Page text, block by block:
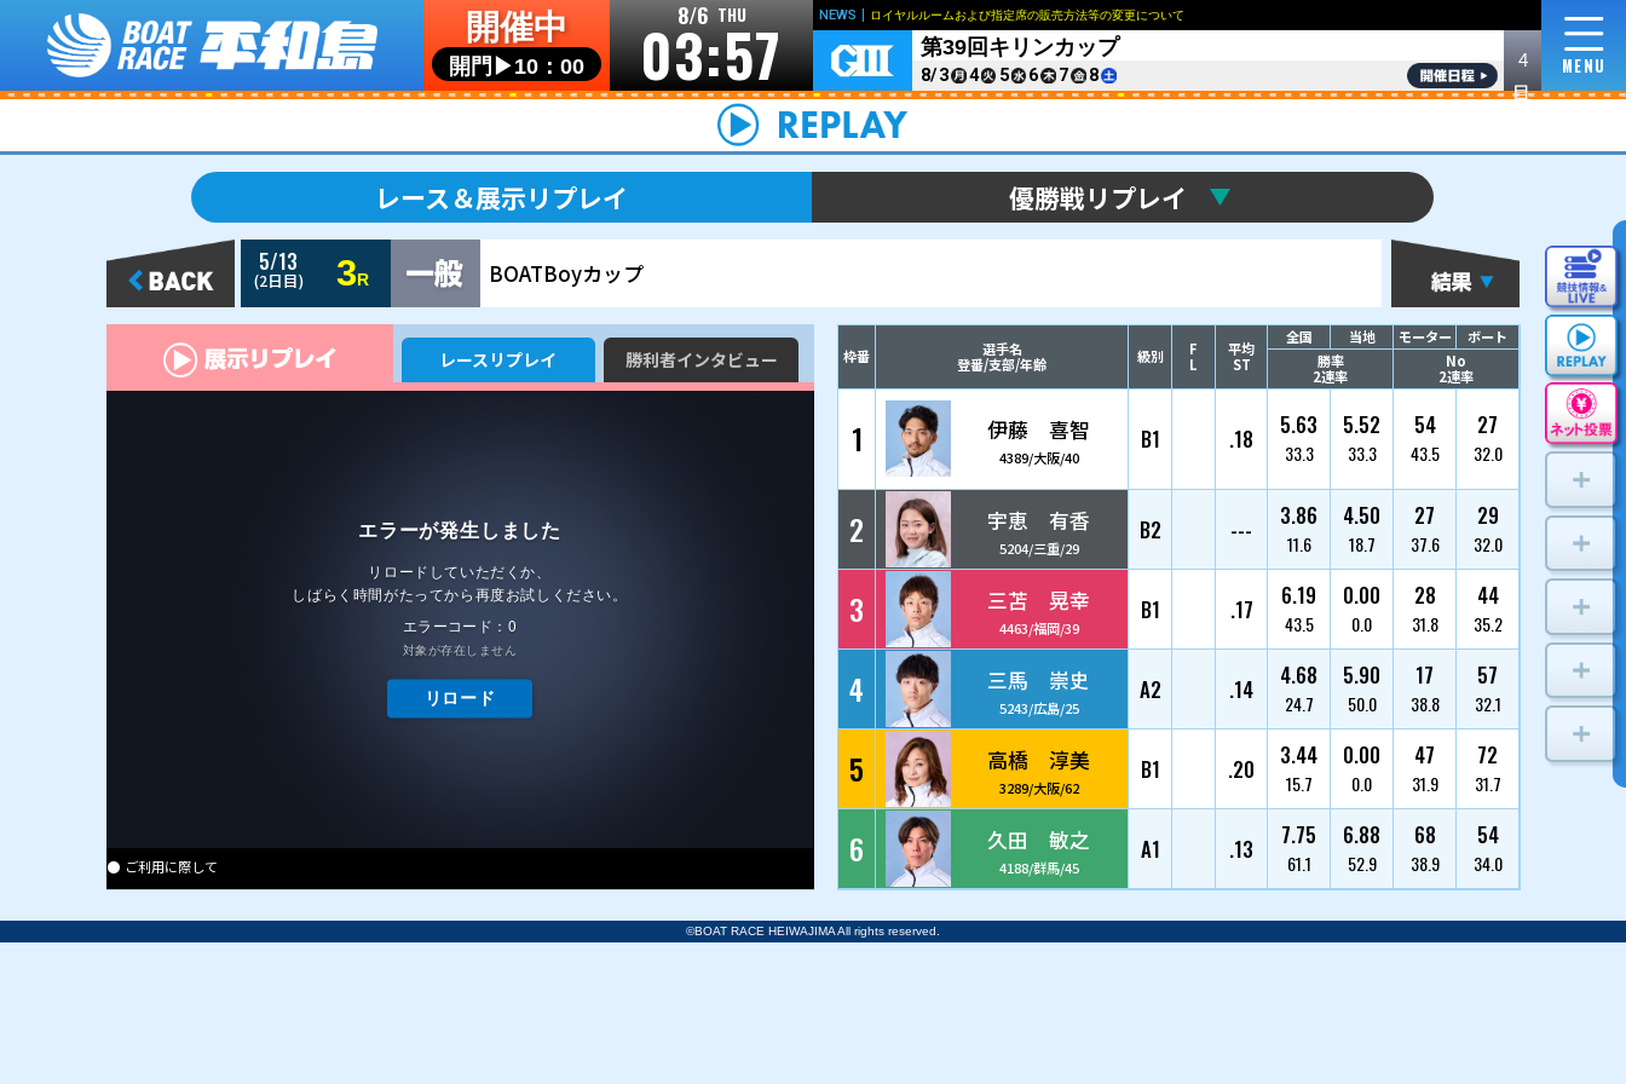
開催中
開門▶10：00
8/6 THU
03:57 NEWS ロイヤルルームおよび指定席の販売方法等の変
第39回キリンカップ
8/3 4 5 6 7 8
リンク 個人情報の取り扱いについて お問い合わせ ご利用に際して 한
レース＆展示リプレイ 優勝戦リ
5/13
(2日目) 3R BOATBoyカップ
選手名
登番/支部/年齢
1 伊藤 喜智
4389/大阪/40
2 宇恵 有香
5204/三重/29
3 三苫 晃幸
4463/福岡/39